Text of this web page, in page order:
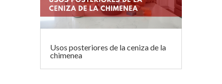
Usos posteriores de la ceniza de la
chimenea